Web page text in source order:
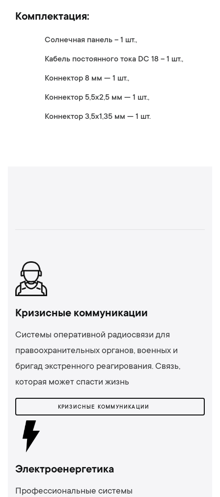
Комплектация:
Солнечная панель – 1 шт.,
Кабель постоянного тока DC 18 – 1 шт.,
Коннектор 8 мм — 1 шт.,
Коннектор 5,5х2,5 мм — 1 шт.,
Коннектор 3,5х1,35 мм — 1 шт.
Кризисные коммуникации
Системы оперативной радиосвязи для
правоохранительных органов, военных и
бригад экстренного реагирования. Связь,
которая может спасти жизнь
КРИЗИСНЫЕ КОММУНИКАЦИИ
Электроенергетика
Профессиональные системы